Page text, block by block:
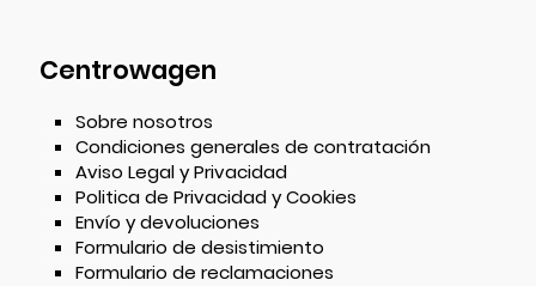
Centrowagen
Sobre nosotros
Condiciones generales de contratación
Aviso Legal y Privacidad
Politica de Privacidad y Cookies
Envío y devoluciones
Formulario de desistimiento
Formulario de reclamaciones